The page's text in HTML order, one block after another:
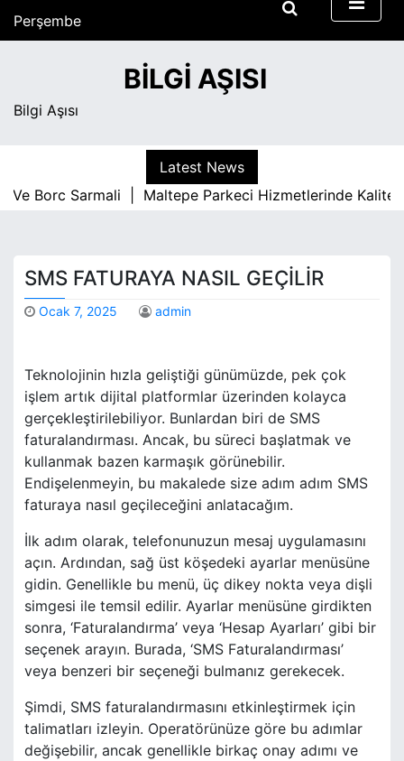
Perşembe
Ağustos 6, 2026
BILGI AŞISI
Bilgi Aşısı
Latest News
Borc Sarmali | Maltepe Parkeci Hizmetlerinde Kaliteyi
SMS FATURAYA NASIL GEÇILIR
Ocak 7, 2025 admin
Teknolojinin hızla geliştiği günümüzde, pek çok
işlem artık dijital platformlar üzerinden kolayca
gerçekleştirilebiliyor. Bunlardan biri de SMS
faturalandırması. Ancak, bu süreci başlatmak ve
kullanmak bazen karmaşık görünebilir.
Endişelenmeyin, bu makalede size adım adım SMS
faturaya nasıl geçileceğini anlatacağım.
İlk adım olarak, telefonunuzun mesaj uygulamasını
açın. Ardından, sağ üst köşedeki ayarlar menüsüne
gidin. Genellikle bu menü, üç dikey nokta veya dişli
simgesi ile temsil edilir. Ayarlar menüsüne girdikten
sonra, ‘Faturalandırma’ veya ‘Hesap Ayarları’ gibi bir
seçenek arayın. Burada, ‘SMS Faturalandırması’
veya benzeri bir seçeneği bulmanız gerekecek.
Şimdi, SMS faturalandırmasını etkinleştirmek için
talimatları izleyin. Operatörünüze göre bu adımlar
değişebilir, ancak genellikle birkaç onay adımı ve